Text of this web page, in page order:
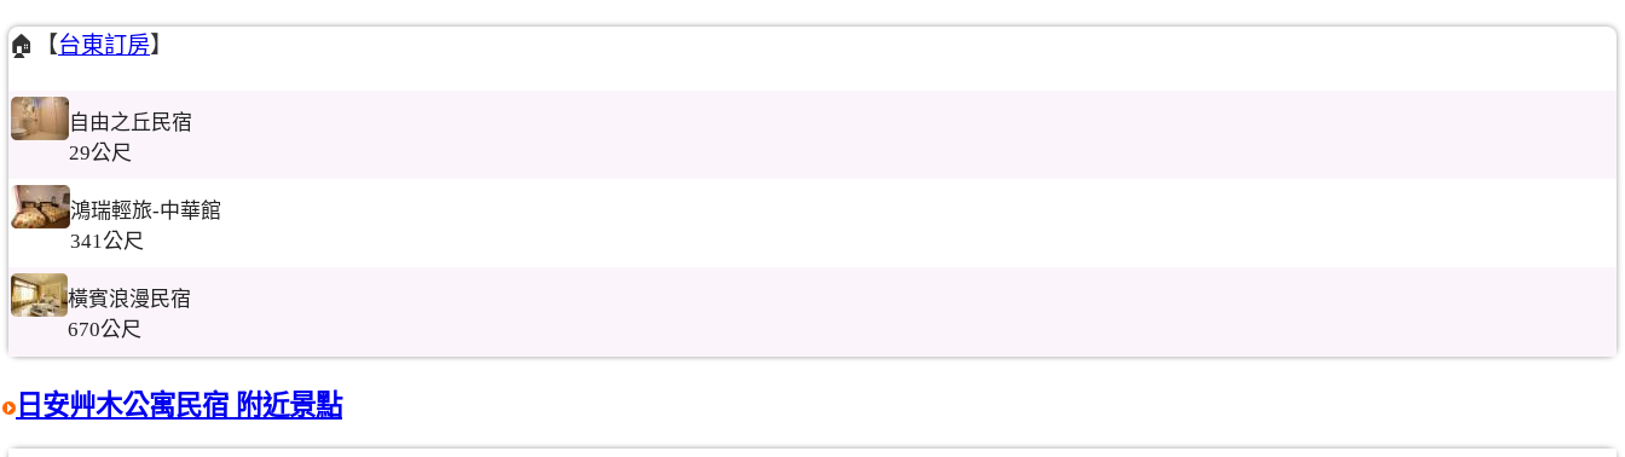
🏠【台東訂房】
自由之丘民宿
29公尺
鴻瑞輕旅-中華館
341公尺
橫賓浪漫民宿
670公尺
日安艸木公寓民宿 附近景點